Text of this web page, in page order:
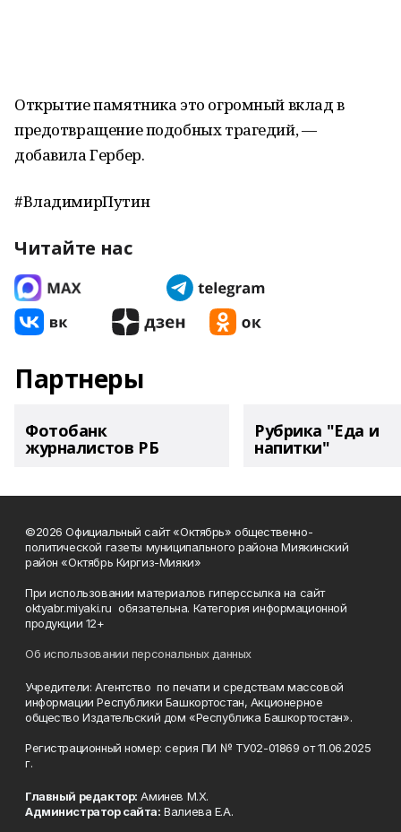
Открытие памятника это огромный вклад в
предотвращение подобных трагедий, —
добавила Гербер.
#ВладимирПутин
Читайте нас
Партнеры
Фотобанк
журналистов РБ
Рубрика "Еда и
напитки"
©2026 Официальный сайт «Октябрь» общественно-
политической газеты муниципального района Миякинский
район «Октябрь Киргиз-Мияки»
При использовании материалов гиперссылка на сайт
oktyabr.miyaki.ru обязательна. Категория информационной
продукции 12+
Об использовании персональных данных
Учредители: Агентство по печати и средствам массовой
информации Республики Башкортостан, Акционерное
общество Издательский дом «Республика Башкортостан».
Регистрационный номер: серия ПИ № ТУ02-01869 от 11.06.2025
г.
Главный редактор: Аминев М.Х.
Администратор сайта: Валиева Е.А.